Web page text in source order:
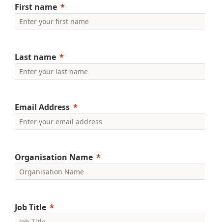
First name
Last name
Email Address
Organisation Name
Job Title